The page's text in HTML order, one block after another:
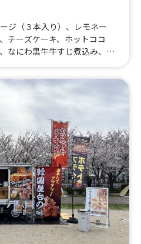
ジ（３本入り）、レモネー
チーズケーキ、ホットココ
なにわ黒牛牛すじ煮込み、河
キ丼、なにわ黒牛ステーキ
ぎり、ハラミ重(ランチ)90
ン串ランチ、焼肉丼、大阪
カステラ25個、大阪美人カス
飴、大阪産梅ポーク焼きそ
焼き鳥、いちご飴、ビール、
極上焼きそば、フランクフル
唐揚げ、焼き芋、ポテト、た